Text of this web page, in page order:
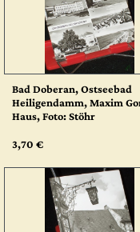
Bad Doberan, Ostseebad
Heiligendamm, Maxim
Haus, Foto: Stöhr
3,70 €